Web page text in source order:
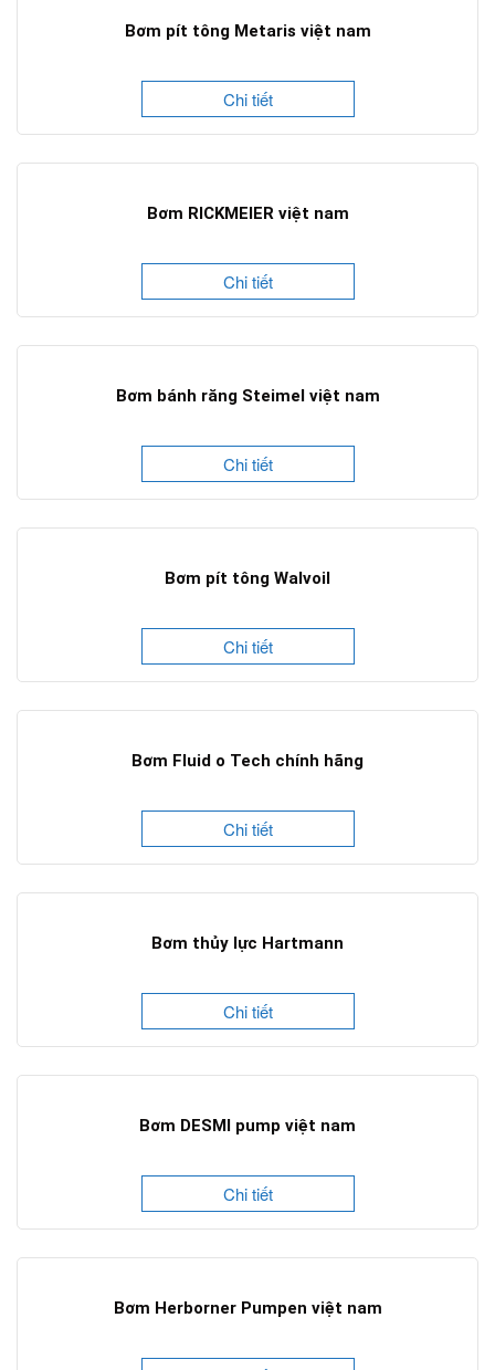
Bơm pít tông Metaris việt nam
Chi tiết
Bơm RICKMEIER việt nam
Chi tiết
Bơm bánh răng Steimel việt nam
Chi tiết
Bơm pít tông Walvoil
Chi tiết
Bơm Fluid o Tech chính hãng
Chi tiết
Bơm thủy lực Hartmann
Chi tiết
Bơm DESMI pump việt nam
Chi tiết
Bơm Herborner Pumpen việt nam